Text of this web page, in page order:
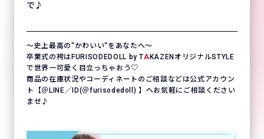
で♪
〜史上最高の“かわいい“をあなたへ〜
卒業式の袴はFURISODEDOLL by TA KAZENオリジナルSTYLE
で世界一可愛く目立っちゃおう♡
商品の在庫状況やコーディネートのご相談などは公式アカウン
ト【＠LINE／ID(＠furisodedoll) 】へお気軽にご相談ください
ませ♪